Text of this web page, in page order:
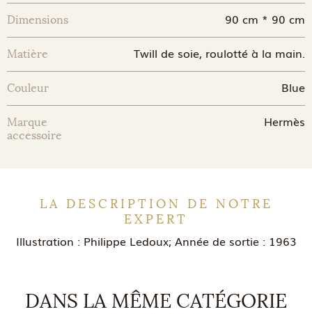
Dimensions 90 cm * 90 cm
Matière Twill de soie, roulotté à la main.
Couleur Blue
Marque
accessoire
Hermès
LA DESCRIPTION DE NOTRE
EXPERT
Illustration : Philippe Ledoux; Année de sortie : 1963
DANS LA MÊME CATÉGORIE